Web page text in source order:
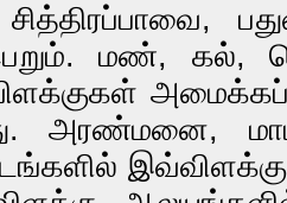
மண், கல்,
அரண்மனை,